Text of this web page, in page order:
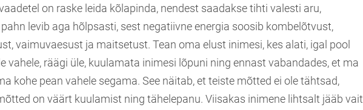
on raske leida kõlapinda, nendest saadakse tihti valesti aru,
levib aga hõlpsasti, sest negatiivne energia soosib kombelõtvust,
vaimuvaesust ja maitsetust. Tean oma elust inimesi, kes alati, igal pool
vahele, räägi üle, kuulamata inimesi lõpuni ning ennast vabandades, et ma
kohe pean vahele segama. See näitab, et teiste mõtted ei ole tähtsad,
on väärt kuulamist ning tähelepanu. Viisakas inimene lihtsalt jääb vait